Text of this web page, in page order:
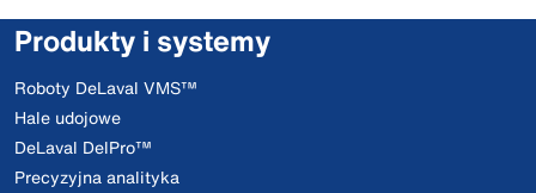
Produkty i systemy
Roboty DeLaval VMS™
Hale udojowe
DeLaval DelPro™
Precyzyjna analityka